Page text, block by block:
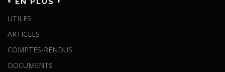
UTILES
ARTICLES
COMPTES-RENDUS
DOCUMENTS